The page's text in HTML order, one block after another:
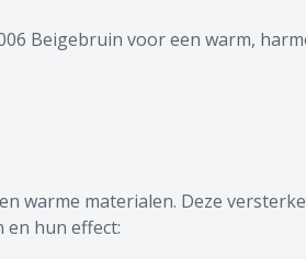
Beigebruin voor een warm,
warme materialen. Deze
en hun effect: